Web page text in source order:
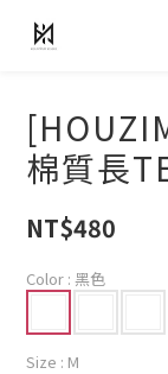
棉質長
NT$480
Color : 黑色
Size : M